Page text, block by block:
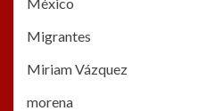
Migrantes
Miriam Vázquez
morena